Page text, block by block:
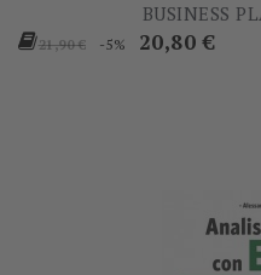
BUSINESS
Prezzo
21,90 € -5% Prezzo
20,80 €